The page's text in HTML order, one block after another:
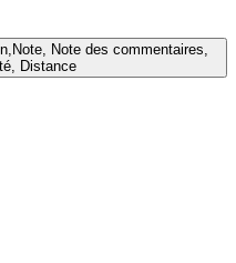
Note des commentaires,
Distance